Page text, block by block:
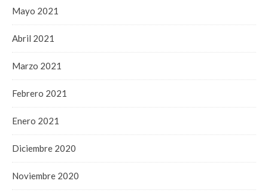
Mayo 2021
Abril 2021
Marzo 2021
Febrero 2021
Enero 2021
Diciembre 2020
Noviembre 2020